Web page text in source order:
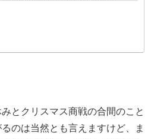
とクリスマス商戦の合間のこと
のは当然とも言えますけど、ま